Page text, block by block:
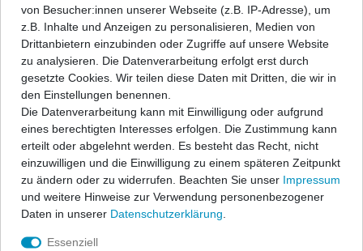
ap Sportfahrwerke garantieren sportlichen Fahrspaß und
Sicherheit zu einem hervorragenden Preis-/Leistungsverhältnis.
Ein festes, fahrzeugspezifisches Dämpfersetup wird mit den
bewährten ap-Tieferlegungsfedern kombiniert zu einem
Komplettfahrwerk und erfüllt höchste Ansprüche.
Der Lieferumfang beschränkt sich auf die Federn und
Stoßdämpfer. Alle anderen Bauteile können vom vorhandenen
Serienfahrwerk übernommen werden, sofern sie nicht beschädigt
sind. Wir liefern diese Teile auf Anfrage auch gerne mit. In allen
Komplettfahrwerken werden die bewährten ap-Sportfedern in
Sportdämpfer eingesetzt. Die Nickbewegung beim Bremsen wird
von Besucher:innen unserer Webseite (z.B. IP-Adresse), um
z.B. Inhalte und Anzeigen zu personalisieren, Medien von
Drittanbietern einzubinden oder Zugriffe auf unsere Website
zu analysieren. Die Datenverarbeitung erfolgt erst durch
gesetzte Cookies. Wir teilen diese Daten mit Dritten, die wir in
den Einstellungen benennen.
Die Datenverarbeitung kann mit Einwilligung oder aufgrund
eines berechtigten Interesses erfolgen. Die Zustimmung kann
erteilt oder abgelehnt werden. Es besteht das Recht, nicht
einzuwilligen und die Einwilligung zu einem späteren Zeitpunkt
zu ändern oder zu widerrufen. Beachten Sie unser Impressum
und weitere Hinweise zur Verwendung personenbezogener
Daten in unserer Daten­schutz­erklärung
Essenziell